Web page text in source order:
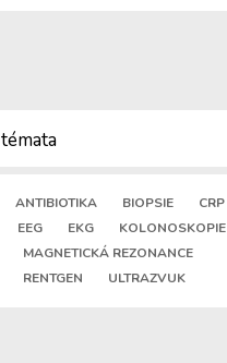
témata
ANTIBIOTIKA BIOPSIE
CRP
EEG EKG
KOLONOSKOPIE
MAGNETICKÁ REZONANCE
RENTGEN ULTRAZVUK